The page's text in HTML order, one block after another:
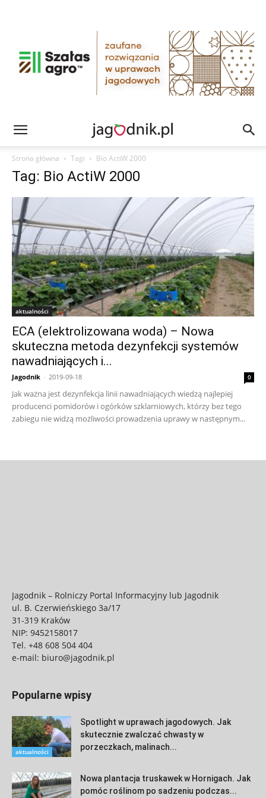
Strona główna Tagi Bio ActiW 2000
Tag: Bio ActiW 2000
aktualności
ECA (elektrolizowana woda) – Nowa
skuteczna metoda dezynfekcji systemów
nawadniających i...
Jagodnik - 2019-09-18 0
Jak ważna jest dezynfekcja linii nawadniających wiedzą najlepiej
producenci pomidorów i ogórków szklarniowych, którzy bez tego
zabiegu nie widzą możliwości prowadzenia uprawy w następnym...
Jagodnik – Rolniczy Portal Informacyjny lub Jagodnik
ul. B. Czerwieńskiego 3a/17
31-319 Kraków
NIP: 9452158017
Tel. +48 608 504 404
e-mail: biuro@jagodnik.pl
Popularne wpisy
aktualności
Spotlight w uprawach jagodowych. Jak
skutecznie zwalczać chwasty w
porzeczkach, malinach...
Nowa plantacja truskawek w Hornigach. Jak
pomóc roślinom po sadzeniu podczas...